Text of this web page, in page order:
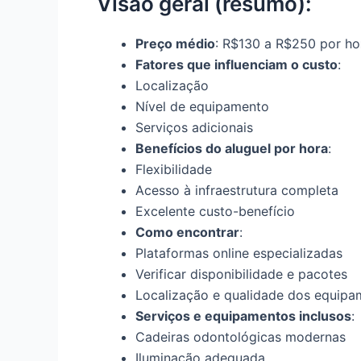
Preço médio: R$130 a R$250 por
Fatores que influenciam o custo:
Localização
Nível de equipamento
Serviços adicionais
Benefícios do aluguel por hora:
Flexibilidade
Acesso à infraestrutura completa
Excelente custo-benefício
Como encontrar:
Plataformas online especializadas
Verificar disponibilidade e pacotes
Localização e qualidade dos
Serviços e equipamentos inclusos:
Cadeiras odontológicas modernas
Iluminação adequada